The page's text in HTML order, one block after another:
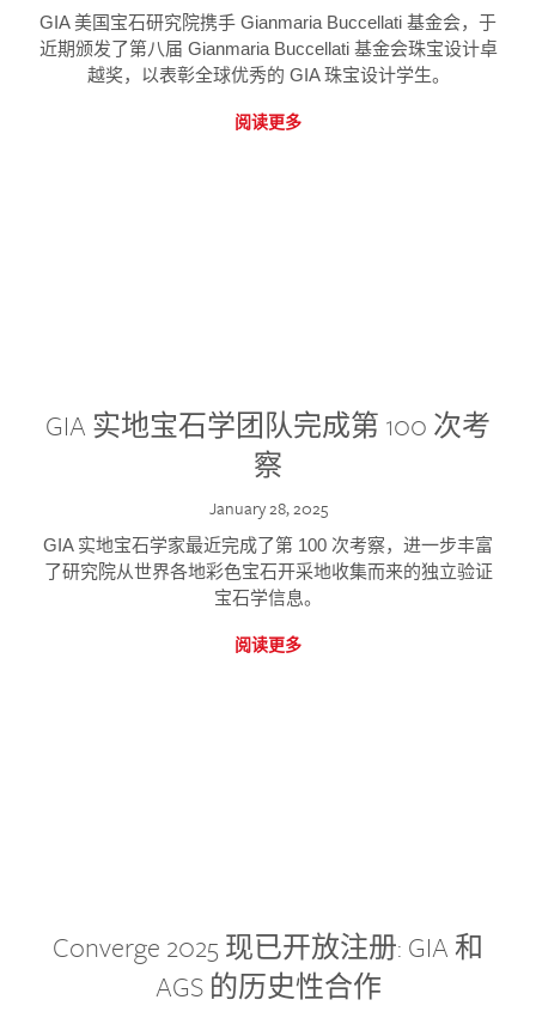
GIA 美国宝石研究院携手 Gianmaria Buccellati 基金会，于
近期颁发了第八届 Gianmaria Buccellati 基金会珠宝设计卓
越奖，以表彰全球优秀的 GIA 珠宝设计学生。
阅读更多
GIA 实地宝石学团队完成第 100 次考
察
January 28, 2025
GIA 实地宝石学家最近完成了第 100 次考察，进一步丰富
了研究院从世界各地彩色宝石开采地收集而来的独立验证
宝石学信息。
阅读更多
Converge 2025 现已开放注册: GIA 和
AGS 的历史性合作